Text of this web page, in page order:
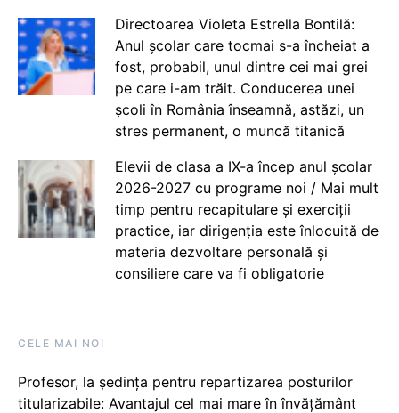
Directoarea Violeta Estrella Bontilă:
Anul școlar care tocmai s-a încheiat a
fost, probabil, unul dintre cei mai grei
pe care i-am trăit. Conducerea unei
școli în România înseamnă, astăzi, un
stres permanent, o muncă titanică
Elevii de clasa a IX-a încep anul școlar
2026-2027 cu programe noi / Mai mult
timp pentru recapitulare și exerciții
practice, iar dirigenția este înlocuită de
materia dezvoltare personală și
consiliere care va fi obligatorie
CELE MAI NOI
Profesor, la ședința pentru repartizarea posturilor
titularizabile: Avantajul cel mai mare în învățământ